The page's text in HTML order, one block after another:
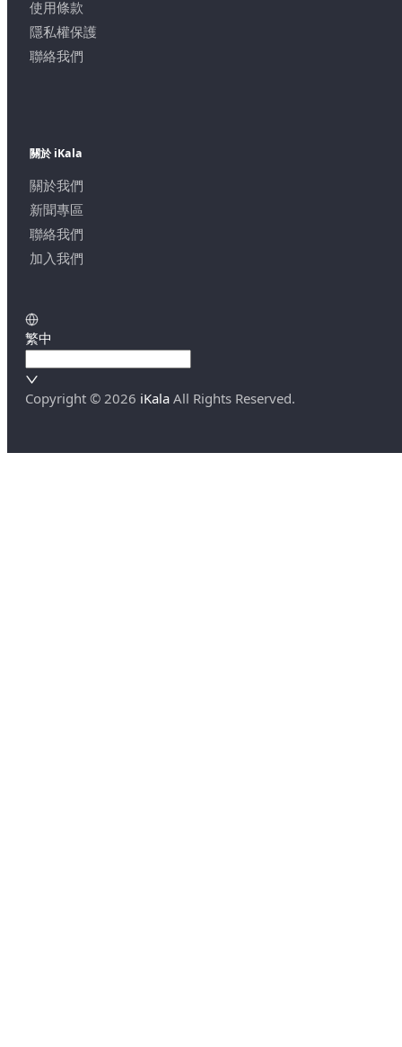
使用條款
隱私權保護
聯絡我們
關於 iKala
關於我們
新聞專區
聯絡我們
加入我們
繁中
Copyright © 2026 iKala All Rights Reserved.